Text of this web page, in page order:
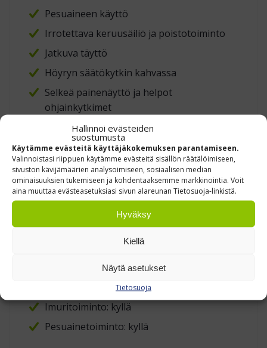
Hallinnoi evästeiden
suostumusta
Käytämme evästeitä käyttäjäkokemuksen parantamiseen.
Valinnoistasi riippuen käytämme evästeitä sisällön räätälöimiseen,
sivuston kävijämäärien analysoimiseen, sosiaalisen median
ominaisuuksien tukemiseen ja kohdentaaksemme markkinointia. Voit
aina muuttaa evästeasetuksiasi sivun alareunan Tietosuoja-linkistä.
Hyväksy
Kiellä
Näytä asetukset
Tietosuoja
Pesuaineen käyttö
Irrotettava keruusäiliö ja poistotoiminto
Jatkuva täyttö
Höyryn säätökytkin kahvassa
Selkeä painenäyttö ja helpot
ohjainkytkimet
Laaja lisälaitevalikoima vakiona
Erittäin tehokas purukumin poistossa
TEKNISET TIEDOT
Höyrypaine: 4,5 Bar
Vesisäiliö: 2,5 l
Keitintilavuus: 2,5 l
Kemikaalit: 2,5 l
Imuritoiminto: kyllä
Pesuainetoiminto: kyllä